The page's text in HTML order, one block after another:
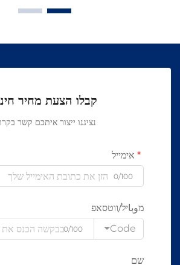
קבלו הצעת מחיר
נציגנו ייצור איתכם קשר
אימייל
0/100
מوباיל/ווטסאפ
Code
0/100
שם